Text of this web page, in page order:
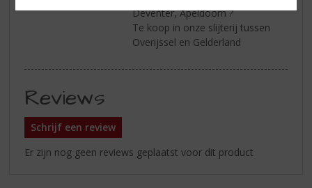
Deventer, Apeldoorn ?
Te koop in onze slijterij tussen
Overijssel en Gelderland
Reviews
Schrijf een review
Er zijn nog geen reviews geplaatst voor dit product